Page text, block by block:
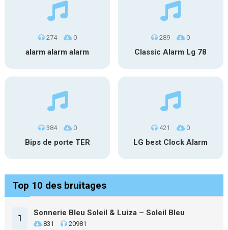
274 0
alarm alarm alarm
289 0
Classic Alarm Lg 78
384 0
Bips de porte TER
421 0
LG best Clock Alarm
Top 10 des bruitages
1 Sonnerie Bleu Soleil & Luiza – Soleil Bleu
831 20981